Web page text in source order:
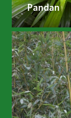
Pandan